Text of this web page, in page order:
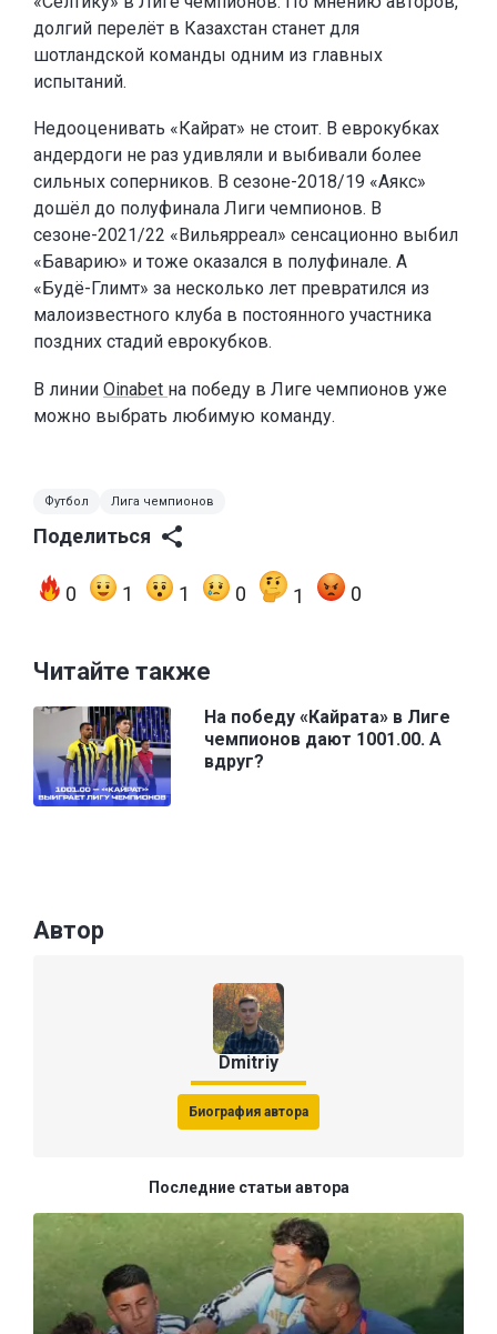
долгий перелёт в Казахстан станет для
шотландской команды одним из главных
испытаний.
Недооценивать «Кайрат» не стоит. В еврокубках
андердоги не раз удивляли и выбивали более
сильных соперников. В сезоне-2018/19 «Аякс»
дошёл до полуфинала Лиги чемпионов. В
сезоне-2021/22 «Вильярреал» сенсационно выбил
«Баварию» и тоже оказался в полуфинале. А
«Будё-Глимт» за несколько лет превратился из
малоизвестного клуба в постоянного участника
поздних стадий еврокубков.
В линии Oinabet на победу в Лиге чемпионов уже
можно выбрать любимую команду.
Футбол Лига чемпионов
Поделиться
0 1 1 0 1 0
Читайте также
На победу «Кайрата» в Лиге
чемпионов дают 1001.00. А
вдруг?
Автор
Dmitriy
Биография автора
Последние статьи автора